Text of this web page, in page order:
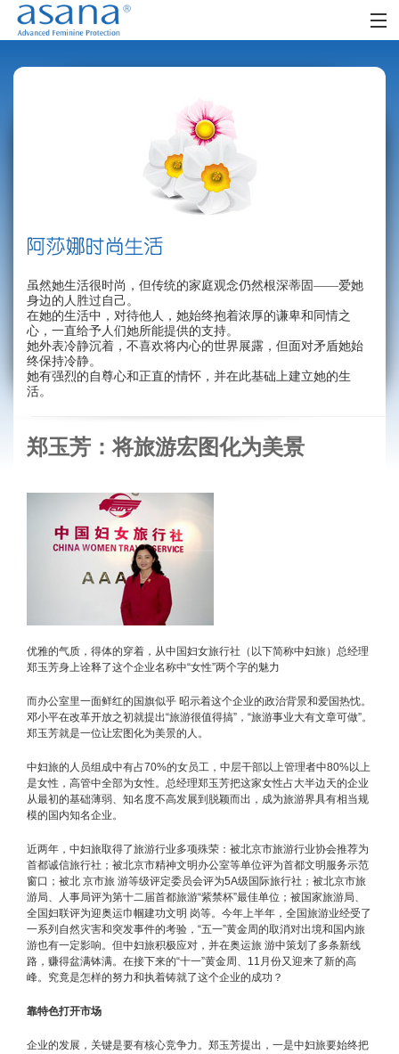
社区
FAQ虽然她生活很时尚，但传统的家庭观念仍然根深蒂固——爱她
身边的人胜过自己。
在她的生活中，对待他人，她始终抱着浓厚的谦卑和同情之
心，一直给予人们她所能提供的支持。
她外表冷静沉着，不喜欢将内心的世界展露，但面对矛盾她始
终保持冷静。
她有强烈的自尊心和正直的情怀，并在此基础上建立她的生
活。
郑玉芳：将旅游宏图化为美景
优雅的气质，得体的穿着，从中国妇女旅行社（以下简称中妇旅）总经理
郑玉芳身上诠释了这个企业名称中“女性”两个字的魅力
而办公室里一面鲜红的国旗似乎 昭示着这个企业的政治背景和爱国热忱。
邓小平在改革开放之初就提出“旅游很值得搞”，“旅游事业大有文章可做”。
郑玉芳就是一位让宏图化为美景的人。
中妇旅的人员组成中有占70%的女员工，中层干部以上管理者中80%以上
是女性，高管中全部为女性。总经理郑玉芳把这家女性占大半边天的企业
从最初的基础薄弱、知名度不高发展到脱颖而出，成为旅游界具有相当规
模的国内知名企业。
近两年，中妇旅取得了旅游行业多项殊荣：被北京市旅游行业协会推荐为
首都诚信旅行社；被北京市精神文明办公室等单位评为首都文明服务示范
窗口；被北 京市旅 游等级评定委员会评为5A级国际旅行社；被北京市旅
游局、人事局评为第十二届首都旅游“紫禁杯”最佳单位；被国家旅游局、
全国妇联评为迎奥运巾帼建功文明 岗等。今年上半年，全国旅游业经受了
一系列自然灾害和突发事件的考验，“五一”黄金周的取消对出境和国内旅
游也有一定影响。但中妇旅积极应对，并在奥运旅 游中策划了多条新线
路，赚得盆满钵满。在接下来的“十一”黄金周、11月份又迎来了新的高
峰。究竟是怎样的努力和执着铸就了这个企业的成功？
靠特色打开市场
企业的发展，关键是要有核心竞争力。郑玉芳提出，一是中妇旅要始终把